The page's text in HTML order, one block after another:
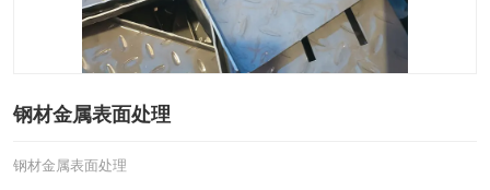
钢材金属表面处理
钢材金属表面处理